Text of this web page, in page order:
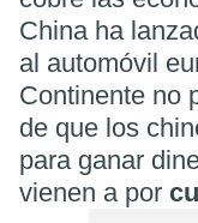
China ha
al automóvil
Continente no
de que los
para ganar
vienen a por